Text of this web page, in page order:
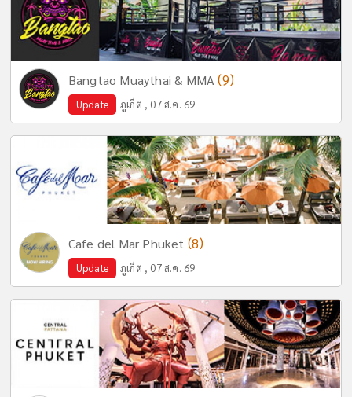
Bangtao Muaythai & MMA(9)
Update ภูเก็ต , 07 ส.ค. 69
Cafe del Mar Phuket (8)
Update ภูเก็ต , 07 ส.ค. 69